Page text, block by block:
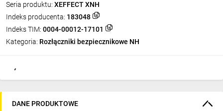
Seria produktu: XEFFECT XNH
Indeks producenta: 183048
Indeks TIM: 0004-00012-17101
Kategoria: Rozłączniki bezpiecznikowe NH
DANE PRODUKTOWE